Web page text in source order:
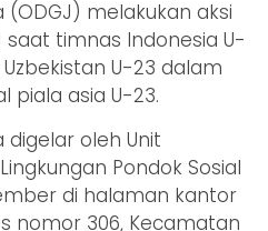
melakukan aksi
timnas Indonesia U-
U-23 dalam
piala asia U-23.
oleh Unit
Pondok Sosial
di halaman kantor
nomor 306, Kecamatan